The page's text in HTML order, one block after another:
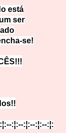
está
ser
se!
:¦:--:¦:--:¦:--:¦: